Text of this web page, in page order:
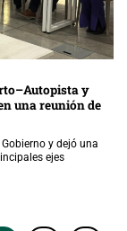
y
una reunión de
y dejó una
ejes